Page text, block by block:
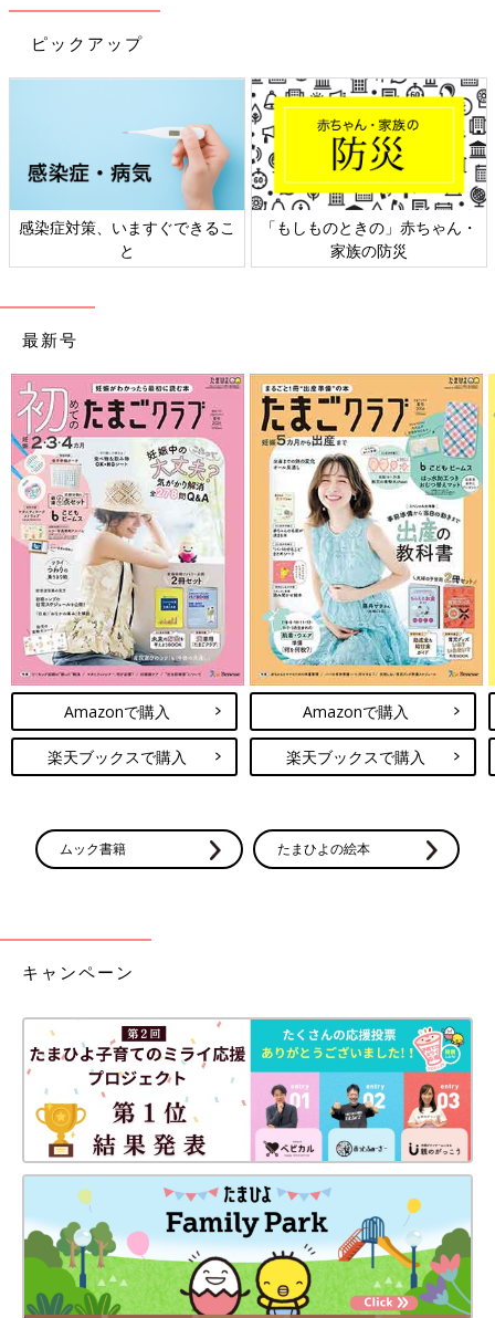
ピックアップ
感染症対策、いますぐできるこ
と
「もしものときの」赤ちゃん・
家族の防災
最新号
Amazonで購入
楽天ブックスで購入
Amazonで購入
楽天ブックスで購入
ムック書籍 たまひよの絵本
キャンペーン